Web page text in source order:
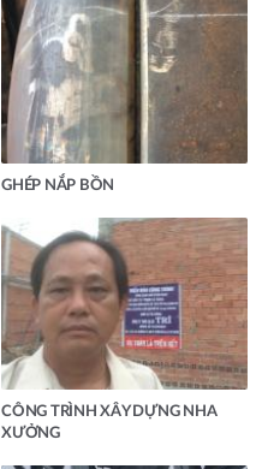
GHÉP NẮP BỒN
CÔNG TRÌNH XÂY DỰNG NHA
XƯỞNG